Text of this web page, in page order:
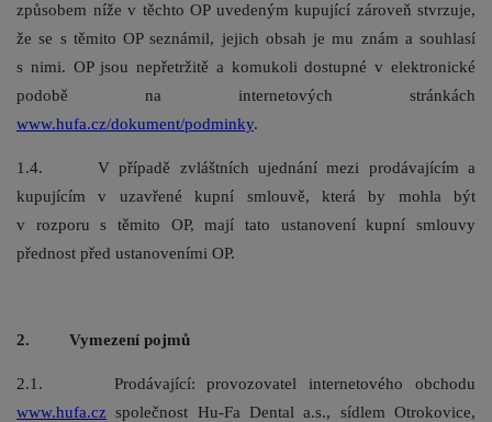
způsobem níže v těchto OP uvedeným kupující zároveň stvrzuje,
že se s těmito OP seznámil, jejich obsah je mu znám a souhlasí
s nimi. OP jsou nepřetržitě a komukoli dostupné v elektronické
podobě na internetových stránkách
www.hufa.cz/dokument/podminky.
1.4. V případě zvláštních ujednání mezi prodávajícím a
kupujícím v uzavřené kupní smlouvě, která by mohla být
v rozporu s těmito OP, mají tato ustanovení kupní smlouvy
přednost před ustanoveními OP.
2. Vymezení pojmů
2.1. Prodávající: provozovatel internetového obchodu
www.hufa.cz společnost Hu-Fa Dental a.s., sídlem Otrokovice,